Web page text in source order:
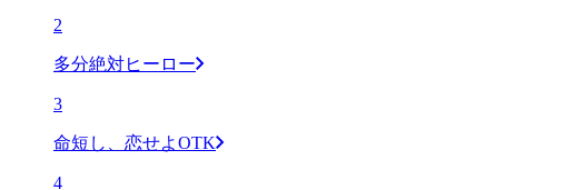
2
多分絶対ヒーロー
3
命短し、恋せよOTK
4